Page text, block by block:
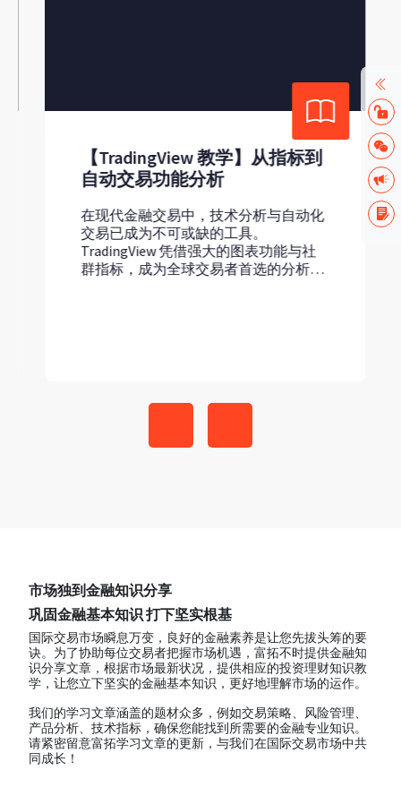
教学】从指标到
易功能分析
金融交易中，技术分析与自动化
成为不可或缺的工具。
凭借强大的图表功能与社
，成为全球交易者首选的分析平
投资App |
全方位手机应用程式 管
股市瞬息万
FXTM 富拓
市场独到金融知识分享
巩固金融基本知识 打下坚实根基
国际交易市场瞬息万变，良好的金融素养是让您先拔头筹的要
诀。为了协助每位交易者把握市场机遇，富拓不时提供金融知
识分享文章，根据市场最新状况，提供相应的投资理财知识教
学，让您立下坚实的金融基本知识，更好地理解市场的运作。
我们的学习文章涵盖的题材众多，例如交易策略、风险管理、
产品分析、技术指标，确保您能找到所需要的金融专业知识。
请紧密留意富拓学习文章的更新，与我们在国际交易市场中共
同成长！